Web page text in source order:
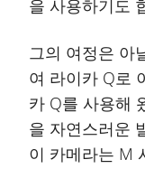
을 사용하기도
그의 여정은 아
여 라이카 Q로
카 Q를 사용해
을 자연스러운
이 카메라는 M